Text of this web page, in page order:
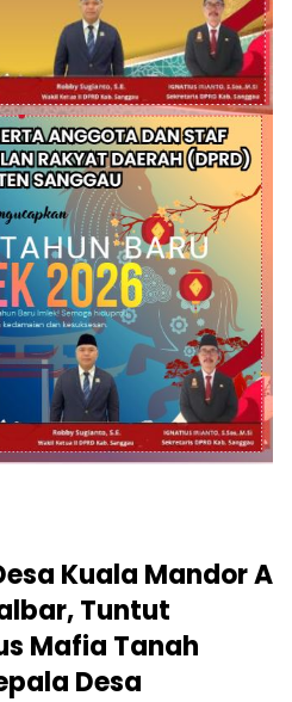
Kuala Mandor A
Tuntut
Mafia Tanah
Desa